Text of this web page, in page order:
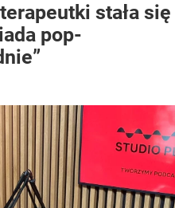
stała się
pop-